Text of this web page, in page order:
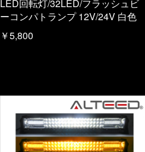
LED回転灯/32LED/フラッシュビ
ーコンパトランプ 12V/24V 白色
￥5,800